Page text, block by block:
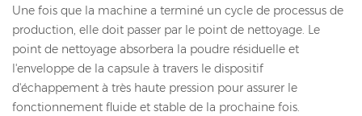
Une fois que la machine a terminé un cycle de processus de
production, elle doit passer par le point de nettoyage. Le
point de nettoyage absorbera la poudre résiduelle et
l'enveloppe de la capsule à travers le dispositif
d'échappement à très haute pression pour assurer le
fonctionnement fluide et stable de la prochaine fois.